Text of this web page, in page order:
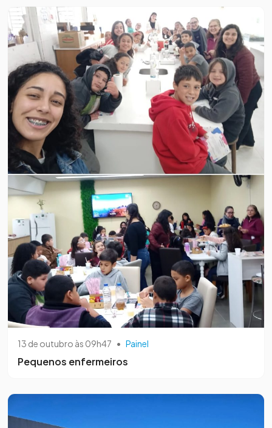
13 de outubro às 09h47 • Painel
Pequenos enfermeiros